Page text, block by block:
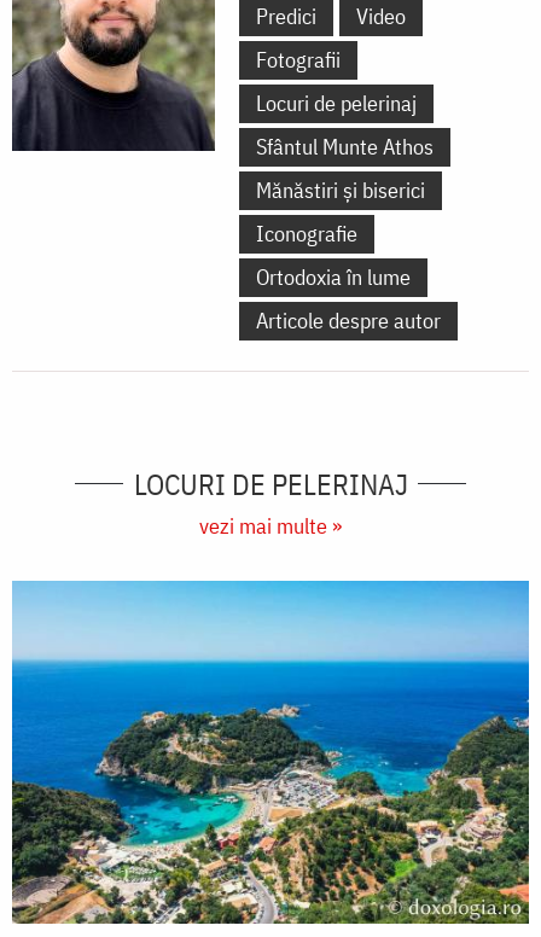
Predici
Video
Fotografii
Locuri de pelerinaj
Sfântul Munte Athos
Mănăstiri și biserici
Iconografie
Ortodoxia în lume
Articole despre autor
LOCURI DE PELERINAJ
vezi mai multe »